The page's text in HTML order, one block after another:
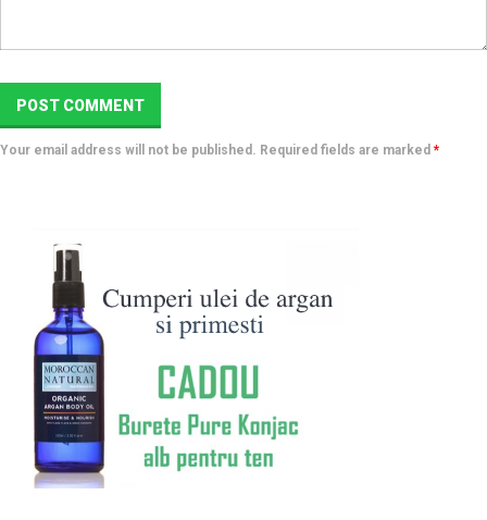
Your email address will not be published. Required fields are marked *